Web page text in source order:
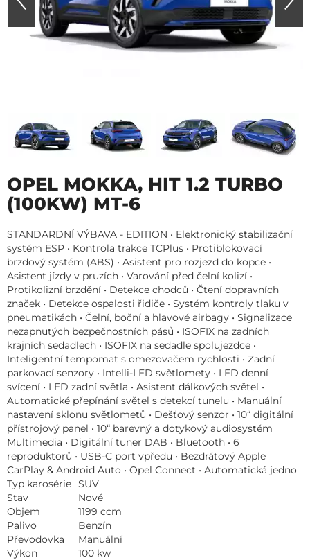
OPEL MOKKA, HIT 1.2 TURBO
(100KW) MT-6
STANDARDNÍ VÝBAVA - EDITION • Elektronický stabilizační
systém ESP • Kontrola trakce TCPlus • Protiblokovací
brzdový systém (ABS) • Asistent pro rozjezd do kopce •
Asistent jízdy v pruzích • Varování před čelní kolizí •
Protikolizní brzdění • Detekce chodců • Čtení dopravních
značek • Detekce ospalosti řidiče • Systém kontroly tlaku v
pneumatikách • Čelní, boční a hlavové airbagy • Signalizace
nezapnutých bezpečnostních pásů • ISOFIX na zadních
krajních sedadlech • ISOFIX na sedadle spolujezdce •
Inteligentní tempomat s omezovačem rychlosti • Zadní
parkovací senzory • Intelli-LED světlomety • LED denní
svícení • LED zadní světla • Asistent dálkových světel •
Automatické přepínání světel s detekcí tunelu • Manuální
nastavení sklonu světlometů • Dešťový senzor • 10“ digitální
přístrojový panel • 10“ barevný a dotykový audiosystém
Multimedia • Digitální tuner DAB • Bluetooth • 6
reproduktorů • USB-C port vpředu • Bezdrátový Apple
CarPlay & Android Auto • Opel Connect • Automatická jedno
Typ karosérie SUV
Stav
Nové
Objem
1199 ccm
Palivo
Benzín
Převodovka
Manuální
Výkon
100 kw